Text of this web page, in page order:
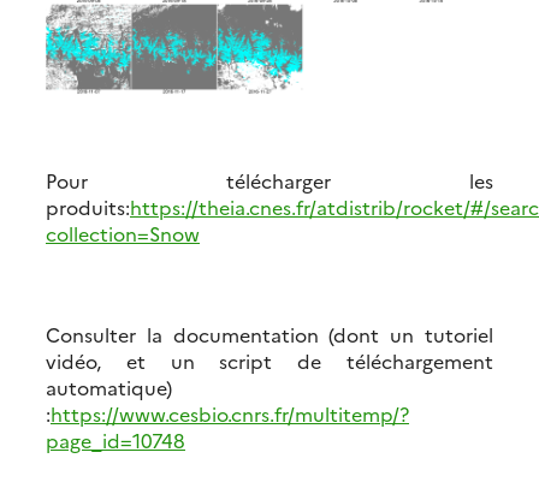
Pour télécharger les
produits:https://theia.cnes.fr/atdistrib/rocket/#/
collection=Snow
Consulter la documentation (dont un tutoriel
vidéo, et un script de téléchargement
automatique)
:https://www.cesbio.cnrs.fr/multitemp/?
page_id=10748